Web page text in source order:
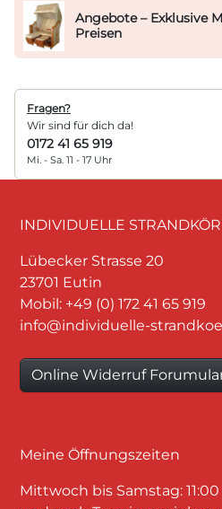
Angebote – Exklusive
Preisen
Fragen?
Wir sind für dich da!
0172 41 65 919
Mi. - Sa. 11 - 17 Uhr
INDIVIDUELLE
Lübecker Strasse 20
23701 Eutin
Mobil: +49 (0) 172 41 65 919
info@individuelle-
Online Widerruf
Meine Öffnungszeiten
Mittwoch bis Samstag: